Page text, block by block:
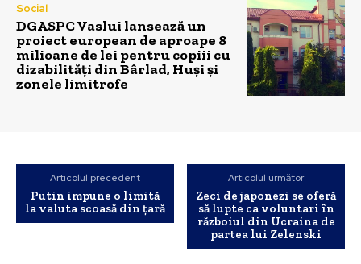
Social
DGASPC Vaslui lansează un
proiect european de aproape 8
milioane de lei pentru copiii cu
dizabilități din Bârlad, Huși și
zonele limitrofe
Articolul precedent
Putin impune o limită
la valuta scoasă din țară
Articolul următor
Zeci de japonezi se oferă
să lupte ca voluntari în
războiul din Ucraina de
partea lui Zelenski